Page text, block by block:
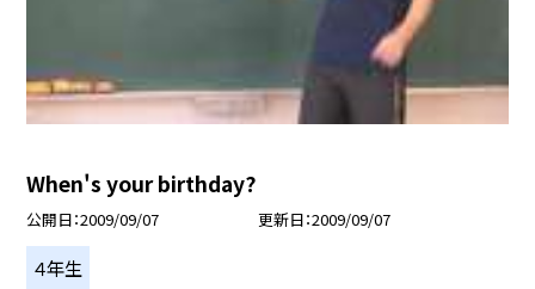
When's your birthday?
公開日 2009/09/07 更新日 2009/09/07
４年生